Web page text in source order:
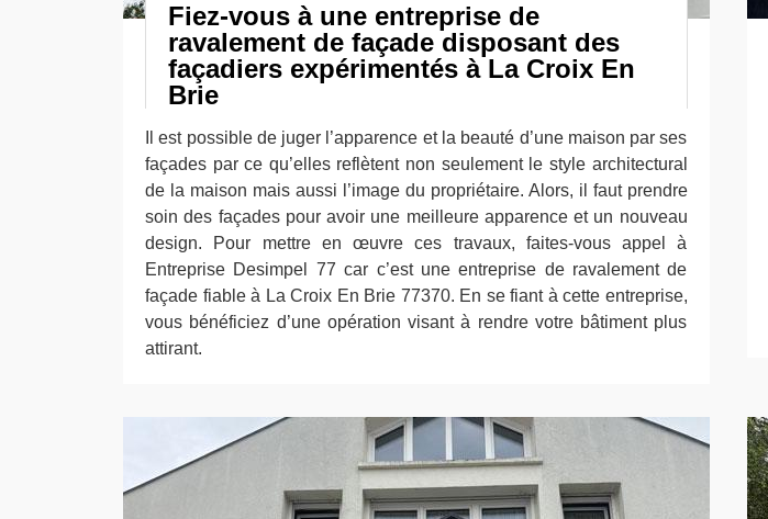
Fiez-vous à une entreprise de
ravalement de façade disposant des
façadiers expérimentés à La Croix En
Brie
Il est possible de juger l’apparence et la beauté d’une maison par ses
façades par ce qu’elles reflètent non seulement le style architectural
de la maison mais aussi l’image du propriétaire. Alors, il faut prendre
soin des façades pour avoir une meilleure apparence et un nouveau
design. Pour mettre en œuvre ces travaux, faites-vous appel à
Entreprise Desimpel 77 car c’est une entreprise de ravalement de
façade fiable à La Croix En Brie 77370. En se fiant à cette entreprise,
vous bénéficiez d’une opération visant à rendre votre bâtiment plus
attirant.